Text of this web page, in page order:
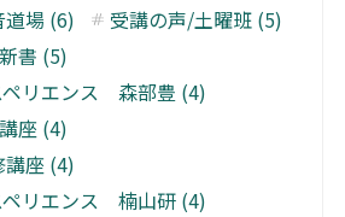
場 (6)
受講の声/土曜班 (5)
書 (5)
ペリエンス 森部豊 (4)
座 (4)
座 (4)
ペリエンス 楠山研 (4)